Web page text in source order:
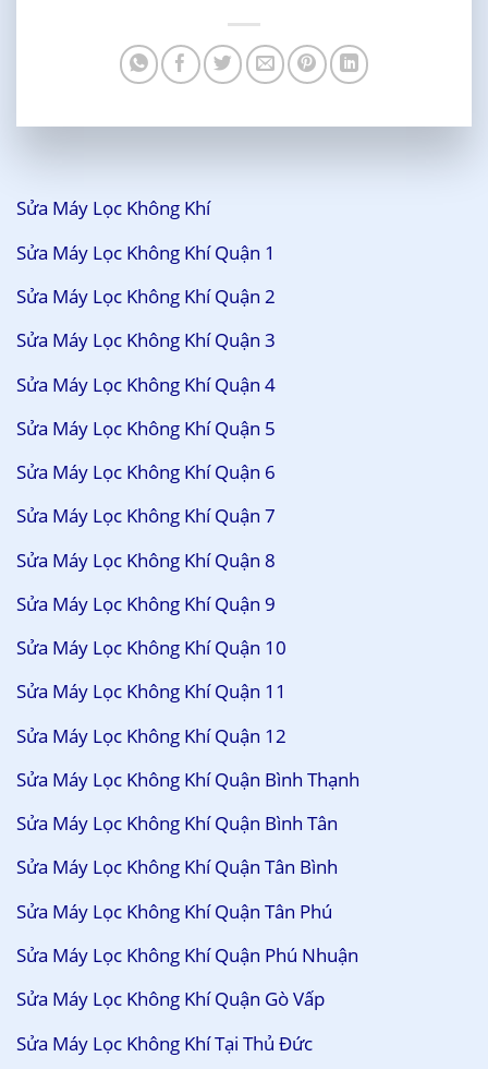
Sửa Máy Lọc Không Khí
Sửa Máy Lọc Không Khí Quận 1
Sửa Máy Lọc Không Khí Quận 2
Sửa Máy Lọc Không Khí Quận 3
Sửa Máy Lọc Không Khí Quận 4
Sửa Máy Lọc Không Khí Quận 5
Sửa Máy Lọc Không Khí Quận 6
Sửa Máy Lọc Không Khí Quận 7
Sửa Máy Lọc Không Khí Quận 8
Sửa Máy Lọc Không Khí Quận 9
Sửa Máy Lọc Không Khí Quận 10
Sửa Máy Lọc Không Khí Quận 11
Sửa Máy Lọc Không Khí Quận 12
Sửa Máy Lọc Không Khí Quận Bình Thạnh
Sửa Máy Lọc Không Khí Quận Bình Tân
Sửa Máy Lọc Không Khí Quận Tân Bình
Sửa Máy Lọc Không Khí Quận Tân Phú
Sửa Máy Lọc Không Khí Quận Phú Nhuận
Sửa Máy Lọc Không Khí Quận Gò Vấp
Sửa Máy Lọc Không Khí Tại Thủ Đức